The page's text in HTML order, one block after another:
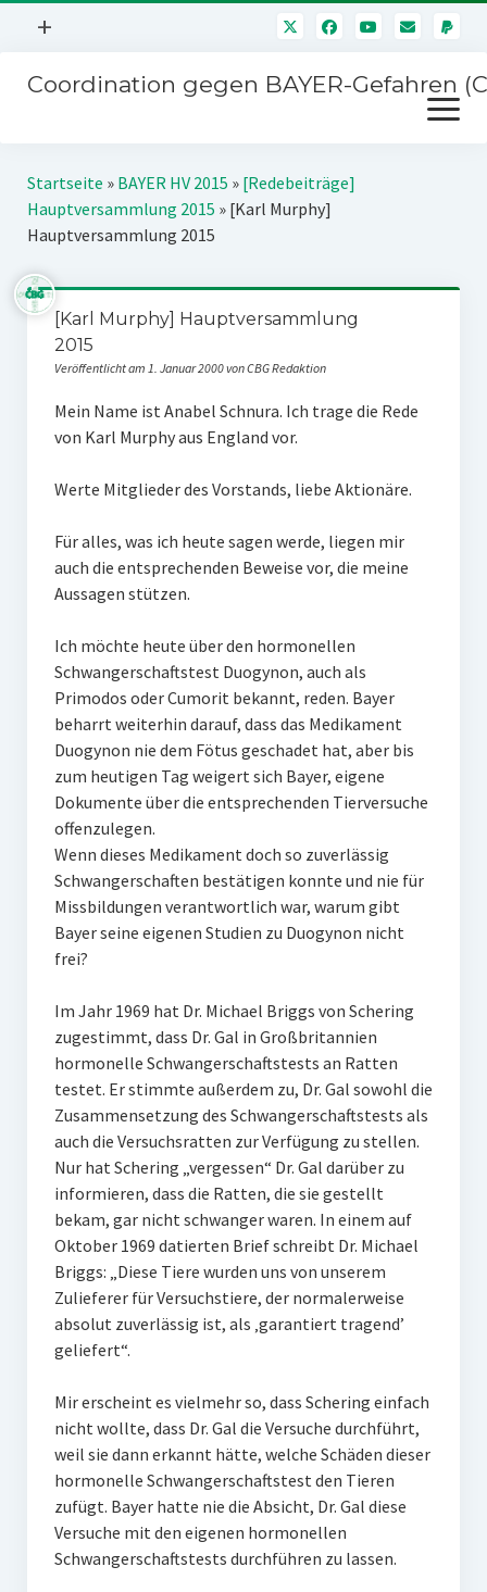
Menü
+
Mitmachen
Über uns
Kontakt
Impressum
Störfälle
Coordination gegen BAYER-Gefahren
Menü
öffnen
Kampagnen
Stichwort BAYER
Jahrestagung
SPENDEN
Startseite » BAYER HV 2015 » [Redebeiträge]
Hauptversammlung 2015 » [Karl Murphy]
Hauptversammlung 2015
[Karl Murphy] Hauptversammlung
2015
Veröffentlicht am 1. Januar 2000 von CBG Redaktion
Mein Name ist Anabel Schnura. Ich trage die Rede
von Karl Murphy aus England vor.
Werte Mitglieder des Vorstands, liebe Aktionäre.
Für alles, was ich heute sagen werde, liegen mir
auch die entsprechenden Beweise vor, die meine
Aussagen stützen.
Ich möchte heute über den hormonellen
Schwangerschaftstest Duogynon, auch als
Primodos oder Cumorit bekannt, reden. Bayer
beharrt weiterhin darauf, dass das Medikament
Duogynon nie dem Fötus geschadet hat, aber bis
zum heutigen Tag weigert sich Bayer, eigene
Dokumente über die entsprechenden Tierversuche
offenzulegen.
Wenn dieses Medikament doch so zuverlässig
Schwangerschaften bestätigen konnte und nie für
Missbildungen verantwortlich war, warum gibt
Bayer seine eigenen Studien zu Duogynon nicht
frei?
Im Jahr 1969 hat Dr. Michael Briggs von Schering
zugestimmt, dass Dr. Gal in Großbritannien
hormonelle Schwangerschaftstests an Ratten
testet. Er stimmte außerdem zu, Dr. Gal sowohl die
Zusammensetzung des Schwangerschaftstests als
auch die Versuchsratten zur Verfügung zu stellen.
Nur hat Schering „vergessen“ Dr. Gal darüber zu
informieren, dass die Ratten, die sie gestellt
bekam, gar nicht schwanger waren. In einem auf
Oktober 1969 datierten Brief schreibt Dr. Michael
Briggs: „Diese Tiere wurden uns von unserem
Zulieferer für Versuchstiere, der normalerweise
absolut zuverlässig ist, als ‚garantiert tragend’
geliefert“.
Mir erscheint es vielmehr so, dass Schering einfach
nicht wollte, dass Dr. Gal die Versuche durchführt,
weil sie dann erkannt hätte, welche Schäden dieser
hormonelle Schwangerschaftstest den Tieren
zufügt. Bayer hatte nie die Absicht, Dr. Gal diese
Versuche mit den eigenen hormonellen
Schwangerschaftstests durchführen zu lassen.